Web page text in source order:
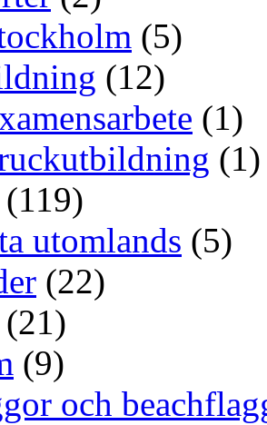
(5)
(12)
(1)
(1)
(119)
utomlands (5)
(22)
(21)
(9)
och